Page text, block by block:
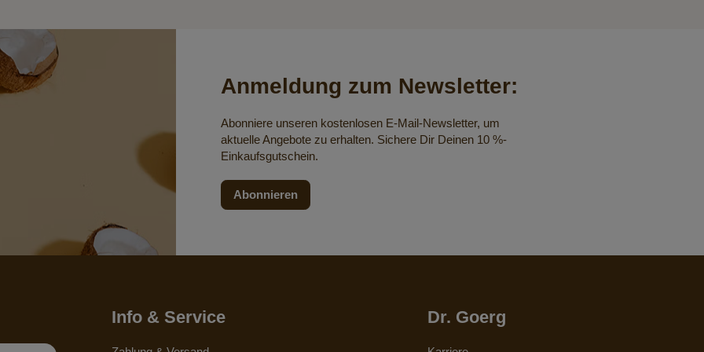
Anmeldung zum Newsletter:
Abonniere unseren kostenlosen E-Mail-Newsletter, um
aktuelle Angebote zu erhalten. Sichere Dir Deinen 10 %-
Einkaufsgutschein.
Abonnieren
Info & Service Dr. Goerg